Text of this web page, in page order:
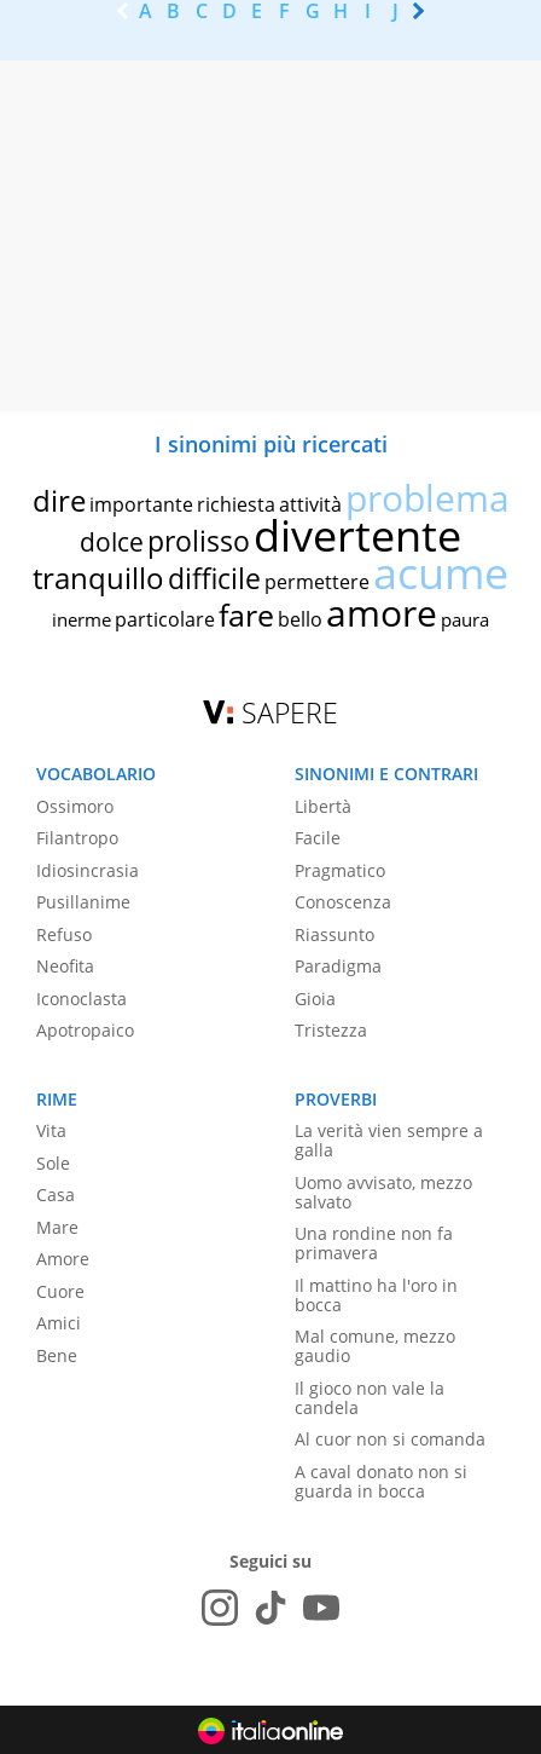
A B C D E F G H I J K
I sinonimi più ricercati
dire importante richiestaattività problema
dolce prolissodivertente
tranquillodifficile permettereacume
inerme particolarefare bello amore paura
SAPERE
VOCABOLARIO
Ossimoro
Filantropo
Idiosincrasia
Pusillanime
Refuso
Neofita
Iconoclasta
Apotropaico
SINONIMI E CONTRARI
Libertà
Facile
Pragmatico
Conoscenza
Riassunto
Paradigma
Gioia
Tristezza
RIME
Vita
Sole
Casa
Mare
Amore
Cuore
Amici
Bene
PROVERBI
La verità vien sempre a
galla
Uomo avvisato, mezzo
salvato
Una rondine non fa
primavera
Il mattino ha l'oro in
bocca
Mal comune, mezzo
gaudio
Il gioco non vale la
candela
Al cuor non si comanda
A caval donato non si
guarda in bocca
Seguici su